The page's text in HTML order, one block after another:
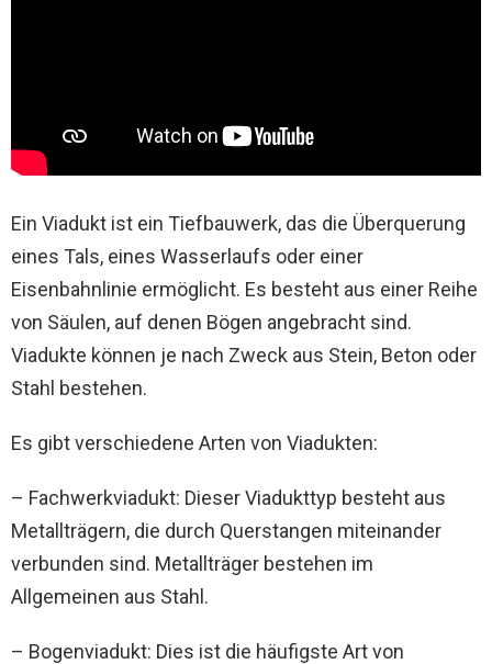
Ein Viadukt ist ein Tiefbauwerk, das die Überquerung
eines Tals, eines Wasserlaufs oder einer
Eisenbahnlinie ermöglicht. Es besteht aus einer Reihe
von Säulen, auf denen Bögen angebracht sind.
Viadukte können je nach Zweck aus Stein, Beton oder
Stahl bestehen.
Es gibt verschiedene Arten von Viadukten:
– Fachwerkviadukt: Dieser Viadukttyp besteht aus
Metallträgern, die durch Querstangen miteinander
verbunden sind. Metallträger bestehen im
Allgemeinen aus Stahl.
– Bogenviadukt: Dies ist die häufigste Art von